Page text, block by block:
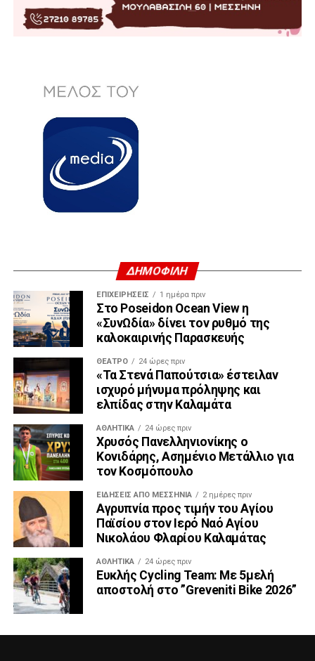
ΔΗΜΟΦΙΛΗ
ΕΠΙΧΕΙΡΉΣΕΙΣ 1 ημέρα πριν
Στο Poseidon Ocean View η
«ΣυνΩδία» δίνει τον ρυθμό της
καλοκαιρινής Παρασκευής
ΘΈΑΤΡΟ 24 ώρες πριν
«Τα Στενά Παπούτσια» έστειλαν
ισχυρό μήνυμα πρόληψης και
ελπίδας στην Καλαμάτα
ΑΘΛΗΤΙΚΆ 24 ώρες πριν
Χρυσός Πανελληνιονίκης ο
Κονιδάρης, Ασημένιο Μετάλλιο για
τον Κοσμόπουλο
ΕΙΔΉΣΕΙΣ ΑΠΟ ΜΕΣΣΗΝΊΑ 2 ημέρες πριν
Αγρυπνία προς τιμήν του Αγίου
Παϊσίου στον Ιερό Ναό Αγίου
Νικολάου Φλαρίου Καλαμάτας
ΑΘΛΗΤΙΚΆ 24 ώρες πριν
Ευκλής Cycling Team: Με 5μελή
αποστολή στο ”Greveniti Bike 2026”